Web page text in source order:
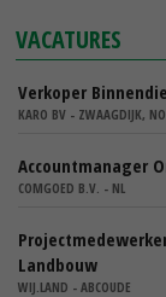
VACATURES
Verkoper
KARO BV - ZWAAGDIJK,
Accountmanager
COMGOED B.V. - NL
Landbouw
WIJ.LAND - ABCOUDE